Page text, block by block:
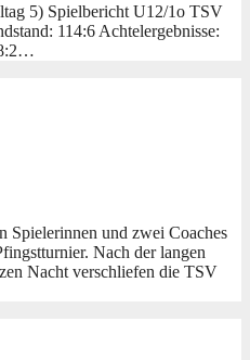
5) Spielbericht U12/1o TSV
114:6 Achtelergebnisse:
Spielerinnen und zwei Coaches
Nach der langen
Nacht verschliefen die TSV